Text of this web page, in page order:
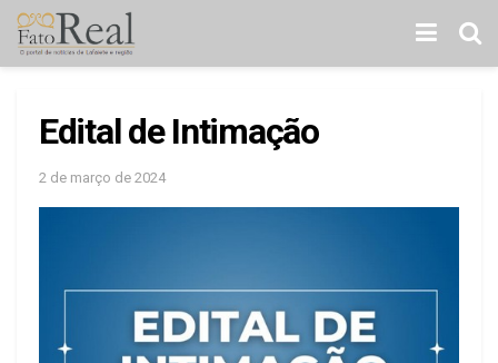
Edital de Intimação
2 de março de 2024